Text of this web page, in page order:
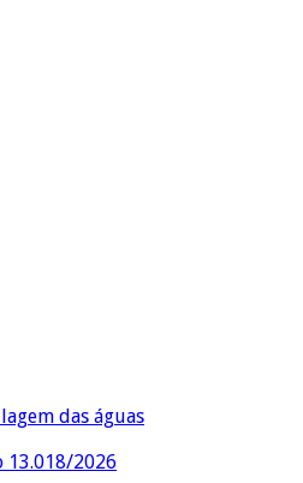
das águas
13.018/2026